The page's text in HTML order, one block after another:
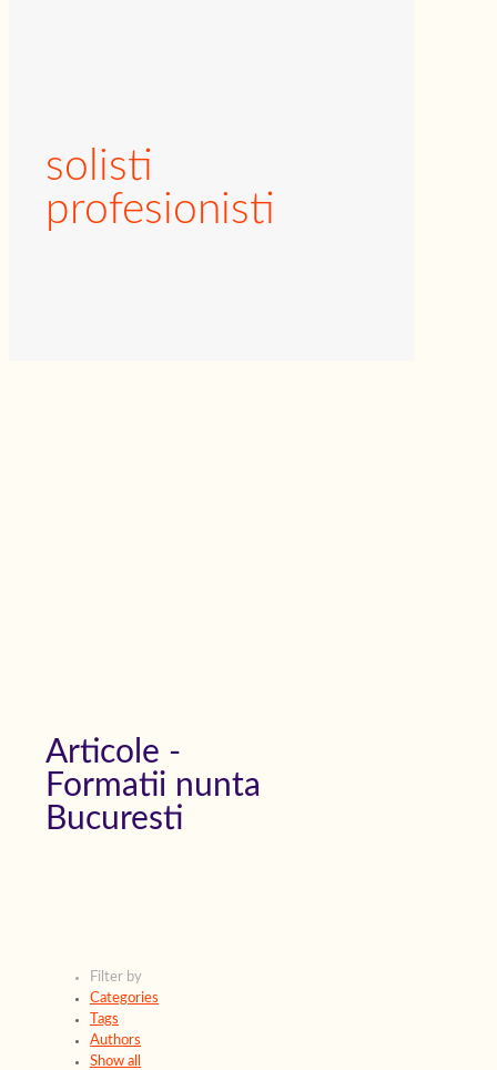
solisti
profesionisti
Articole -
Formatii nunta
Bucuresti
Filter by
Categories
Tags
Authors
Show all